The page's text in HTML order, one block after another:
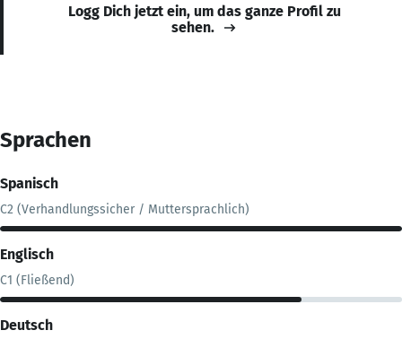
Logg Dich jetzt ein, um das ganze Profil zu
sehen.
Sprachen
Spanisch
C2 (Verhandlungssicher / Muttersprachlich)
Englisch
C1 (Fließend)
Deutsch